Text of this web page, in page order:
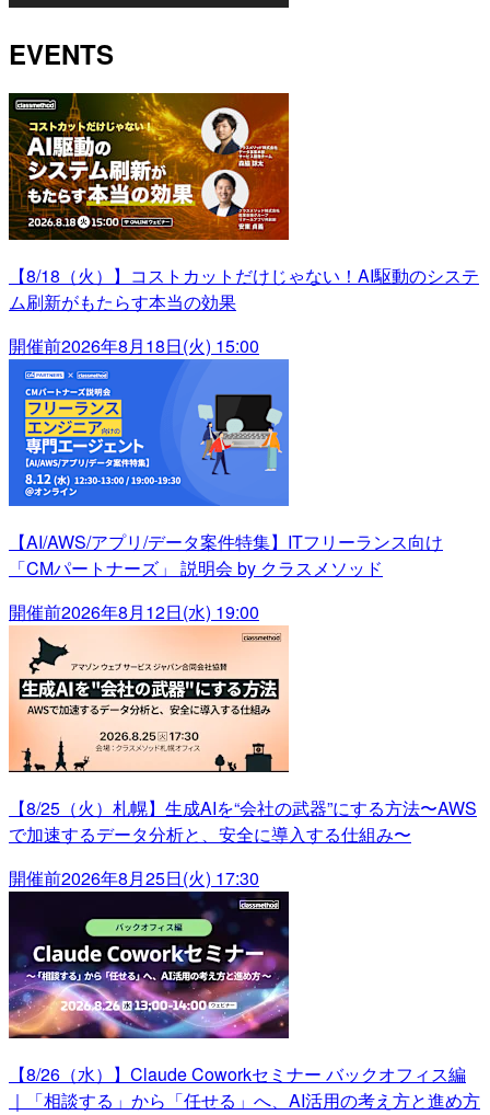
EVENTS
【8/18（火）】コストカットだけじゃない！AI駆動のシステ
ム刷新がもたらす本当の効果
開催前2026年8月18日(火) 15:00
【AI/AWS/アプリ/データ案件特集】ITフリーランス向け
「CMパートナーズ」 説明会 by クラスメソッド
開催前2026年8月12日(水) 19:00
【8/25（火）札幌】生成AIを“会社の武器”にする方法〜AWS
で加速するデータ分析と、安全に導入する仕組み〜
開催前2026年8月25日(火) 17:30
【8/26（水）】Claude Coworkセミナー バックオフィス編
｜「相談する」から「任せる」へ、AI活用の考え方と進め方